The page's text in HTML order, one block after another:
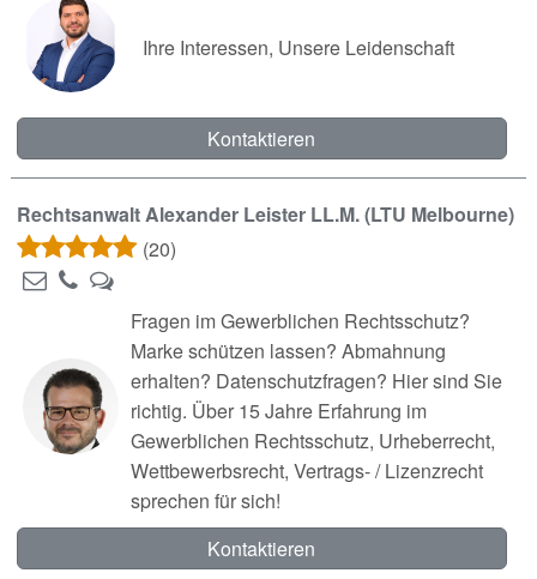
Ihre Interessen, Unsere Leidenschaft
Kontaktieren
Rechtsanwalt Alexander Leister LL.M. (LTU Melbourne)
(20)
Fragen im Gewerblichen Rechtsschutz?
Marke schützen lassen? Abmahnung
erhalten? Datenschutzfragen? Hier sind Sie
richtig. Über 15 Jahre Erfahrung im
Gewerblichen Rechtsschutz, Urheberrecht,
Wettbewerbsrecht, Vertrags- / Lizenzrecht
sprechen für sich!
Kontaktieren